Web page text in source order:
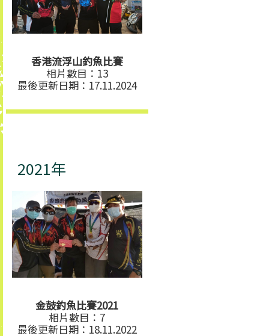
香港流浮山釣魚比賽
相片數目：13
最後更新日期：17.11.2024
2021年
金鼓釣魚比賽2021
相片數目：7
最後更新日期：18.11.2022